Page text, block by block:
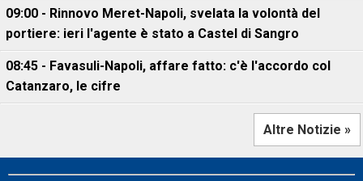
09:00 - Rinnovo Meret-Napoli, svelata la volontà del
portiere: ieri l'agente è stato a Castel di Sangro
08:45 - Favasuli-Napoli, affare fatto: c'è l'accordo col
Catanzaro, le cifre
Altre Notizie »